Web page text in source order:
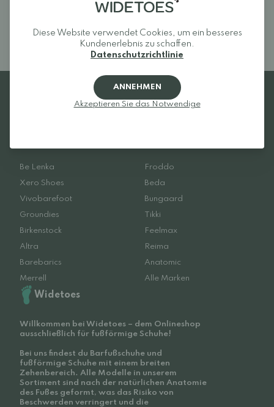
Be Lenka
Froddo
Xero Shoes
Beda
Vivobarefoot
Bungaard
Groundies
Tikki
Birkenstock
Feelmax
Altra
Reima
Barebarics
Anatomic
Merrell
Alle Marken
Widetoes
Willkommen bei Widetoes – dem Onlineshop
ausschließlich für fußförmige Schuhe!
Bei uns findest du Barfußschuhe und
fußförmige Schuhe mit einem breiten
Zehenbereich. Alle Modelle in unserem
Sortiment sind nach der natürlichen Anatomie
des Fußes geformt, was das Risiko von
Beschwerden verringert und die
Diese Website verwendet Cookies, um ein besseres
Kundenerlebnis zu schaffen.
Datenschutzrichtlinie
ANNEHMEN
Akzeptieren Sie das Notwendige